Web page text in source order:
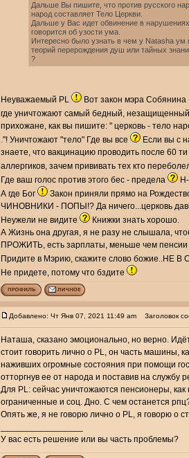
Дальше Вы пишите, что против русского
народ составляет Тело Церкви.
Дальше у Вас идет обвинение в
говорится об узости ума.
Интересно было узнать в чем у Natasha
теорий перерождения душ или тайных
?
Неуважаемый PL
Вот закон мэра
где уничтожают самый бедный,
прихожане, как вы пишите: " церковь - тело
."! Уничтожают "тело" Где вы все
Если вы с
знаете, что вакцинацию проводить после 60
аллергиков, зачем прививать тех кто
Где ваш голос против этого бес - предела
А где Бог
Закон приняли прямо на
ЧИНОВНИКИ - ПОПЫ!? Да ничего...церковь
Неужели не видите
Книжки знать хорошо.
А Жизнь она другая, я не разу не слышала,
ПРОЖИТЬ, есть зарплаты, меньше чем пенсии
Придите в Мэрию, скажите слово божие..НЕ
Не придете, потому что бздите
Добавлено: Чт Янв 07, 2021 11:49 am Заголовок
Наташа, сказано эмоционально, но верно.
стоит говорить лично о PL, он часть машины,
наживших огромные состояния при помощи
отторгнув ее от народа и поставив на
Для PL: сейчас уничтожаются пенсионеры,
ограниченные и соц. Дно. С чем останется
Опять же, я не говорю лично о PL, я говорю о
У вас есть решение или вы часть проблемы?